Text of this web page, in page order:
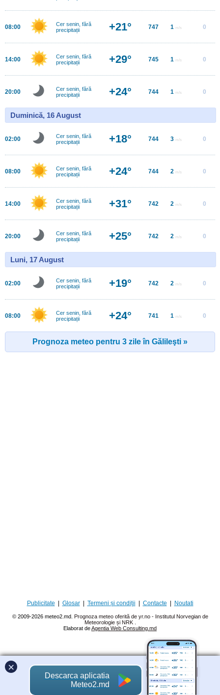
08:00
Cer senin, fără
precipitații
+21° 747 1 m/s 0
14:00
Cer senin, fără
precipitații
+29° 745 1 m/s 0
20:00
Cer senin, fără
precipitații
+24° 744 1 m/s 0
Duminică, 16 August
02:00
Cer senin, fără
precipitații
+18° 744 3 m/s 0
08:00
Cer senin, fără
precipitații
+24° 744 2 m/s 0
14:00
Cer senin, fără
precipitații
+31° 742 2 m/s 0
20:00
Cer senin, fără
precipitații
+25° 742 2 m/s 0
Luni, 17 August
02:00
Cer senin, fără
precipitații
+19° 742 2 m/s 0
08:00
Cer senin, fără
precipitații
+24° 741 1 m/s 0
Prognoza meteo pentru 3 zile în Gălileşti »
Publicitate Glosar| Termeni și condiții Contacte Noutati
© 2009-2026 meteo2.md. Prognoza meteo oferită de yr.no - Institutul Norvegian de
Meteorologie și NRK
Elaborat deAgentia Web Consulting.md
×
Descarca aplicatia
Meteo2.md